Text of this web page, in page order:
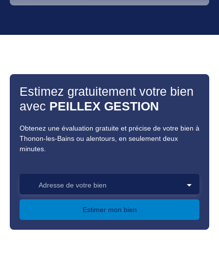
Estimez gratuitement votre bien
avec PEILLEX GESTION
Obtenez une évaluation gratuite et précise de votre bien à
Thonon-les-Bains ou alentours, en seulement deux
minutes.
Adresse de votre bien
Estimer mon bien